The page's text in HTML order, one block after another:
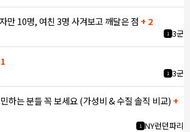
만 10명, 여친 3명 사겨보고 깨달은 점 + 2
1 3군
1 3군
하는 분들 꼭 보세요 (가성비 & 수질 솔직 비교) +
1 NY런던파리